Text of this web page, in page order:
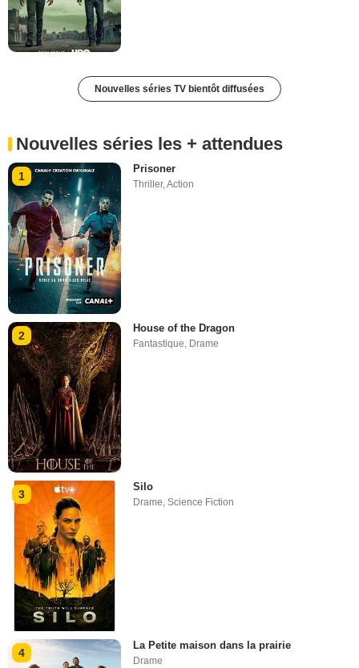
Nouvelles séries TV bientôt diffusées
Nouvelles séries les + attendues
1
Prisoner
Thriller,Action
2
House of the Dragon
Fantastique Drame
3
Silo
Drame,Science Fiction
4
La Petite maison dans la prairie
Drame